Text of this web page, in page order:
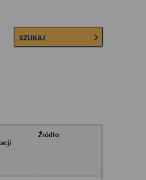
SZUKAJ
Źródło